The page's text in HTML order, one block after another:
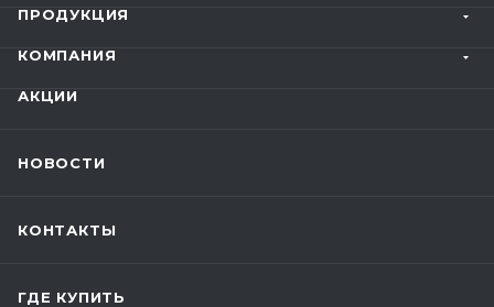
ПРОДУКЦИЯ
КОМПАНИЯ
АКЦИИ
НОВОСТИ
КОНТАКТЫ
ГДЕ КУПИТЬ